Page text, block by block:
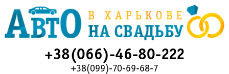
+38(066)-46-80-222
+38(099)-70-69-68-7